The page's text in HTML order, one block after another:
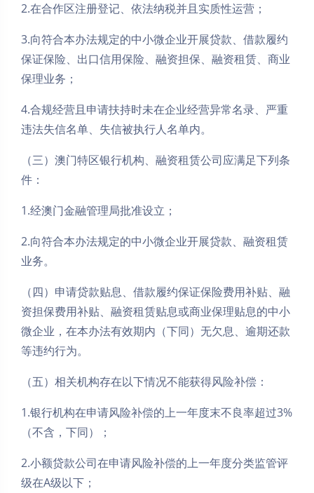
2.在合作区注册登记、依法纳税并且实质性运营；
3.向符合本办法规定的中小微企业开展贷款、借款履约
保证保险、出口信用保险、融资担保、融资租赁、商业
保理业务；
4.合规经营且申请扶持时未在企业经营异常名录、严重
违法失信名单、失信被执行人名单内。
（三）澳门特区银行机构、融资租赁公司应满足下列条
件：
1.经澳门金融管理局批准设立；
2.向符合本办法规定的中小微企业开展贷款、融资租赁
业务。
（四）申请贷款贴息、借款履约保证保险费用补贴、融
资担保费用补贴、融资租赁贴息或商业保理贴息的中小
微企业，在本办法有效期内（下同）无欠息、逾期还款
等违约行为。
（五）相关机构存在以下情况不能获得风险补偿：
1.银行机构在申请风险补偿的上一年度末不良率超过3%
（不含，下同）；
2.小额贷款公司在申请风险补偿的上一年度分类监管评
级在A级以下；